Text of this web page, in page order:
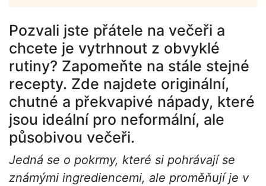
Pozvali jste přátele na večeři a
chcete je vytrhnout z obvyklé
rutiny? Zapomeňte na stále stejné
recepty. Zde najdete originální,
chutné a překvapivé nápady, které
jsou ideální pro neformální, ale
působivou večeři.
Jedná se o pokrmy, které si pohrávají se
známými ingrediencemi, ale proměňují je v